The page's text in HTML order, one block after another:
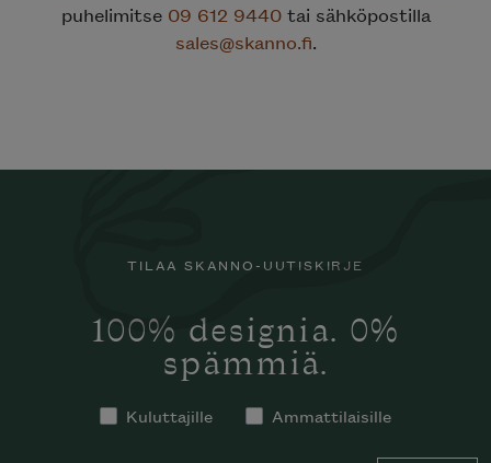
puhelimitse 09 612 9440tai sähköpostilla
sales@skanno.fi.
TILAA SKANNO-UUTISKIRJE
100% designia. 0%
spämmiä.
Kuluttajille Ammattilaisille